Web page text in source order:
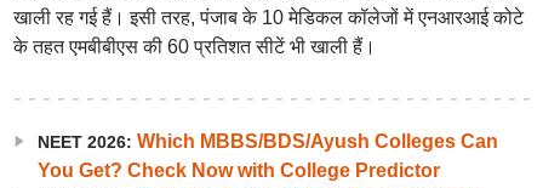
खाली रह गई हैं। इसी तरह, पंजाब के 10 मेडिकल कॉलेजों में एनआरआई कोटे
के तहत एमबीबीएस की 60 प्रतिशत सीटें भी खाली हैं।
NEET 2026: Which MBBS/BDS/Ayush Colleges Can
You Get? Check Now with College Predictor